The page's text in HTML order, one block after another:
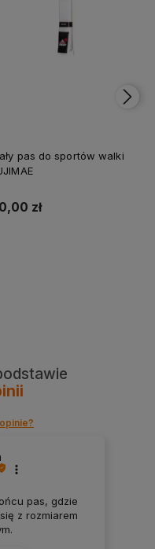
pas do sportów walki
zł
pas, gdzie
z rozmiarem